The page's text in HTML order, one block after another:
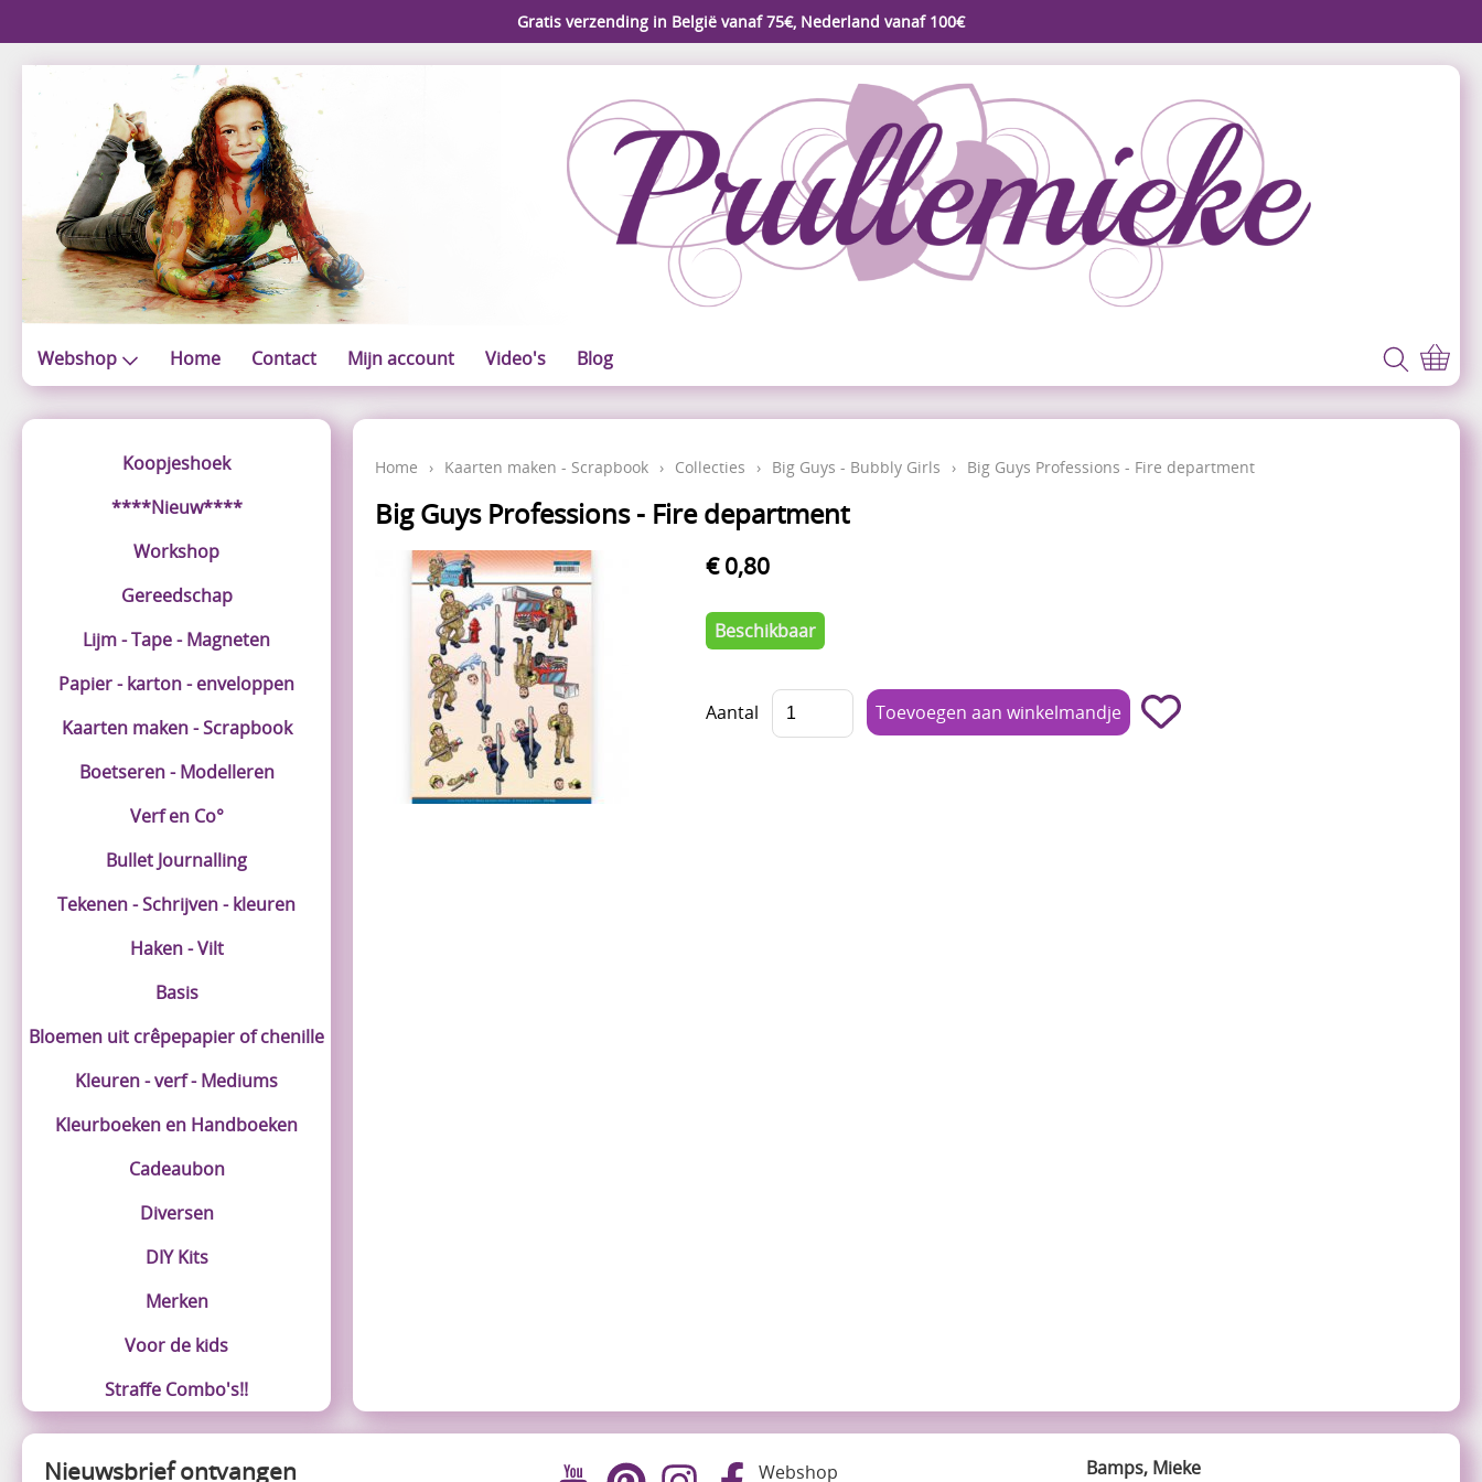
Gratis verzending in België vanaf 75€, Nederland vanaf 100€
Webshop Home Contact Mijn account Video's Blog
Koopjeshoek
****Nieuw****
Workshop
Gereedschap
Lijm - Tape - Magneten
Papier - karton - enveloppen
Kaarten maken - Scrapbook
Boetseren - Modelleren
Verf en Co°
Bullet Journalling
Tekenen - Schrijven - kleuren
Haken - Vilt
Basis
Bloemen uit crêpepapier of chenille
Kleuren - verf - Mediums
Kleurboeken en Handboeken
Cadeaubon
Diversen
DIY Kits
Merken
Voor de kids
Straffe Combo's!!
Home › Kaarten maken - Scrapbook › Collecties › Big Guys - Bubbly Girls › Big Guys Professions - Fire department
Big Guys Professions - Fire department
€ 0,80
Beschikbaar
Aantal
Webshop
Bamps, Mieke
Nieuwsbrief ontvangen